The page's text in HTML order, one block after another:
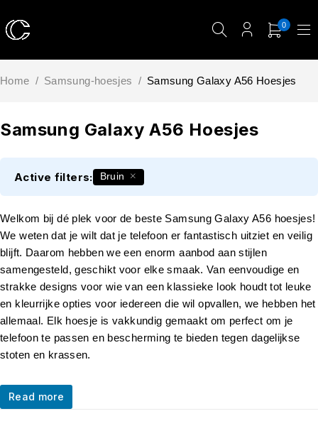
0
Samsung Galaxy A56 Hoesjes
Home / Samsung-hoesjes / Samsung Galaxy A56 Hoesjes
Welkom bij dé plek voor de beste Samsung Galaxy A56 hoesjes!
We weten dat je wilt dat je telefoon er fantastisch uitziet en veilig
blijft. Daarom hebben we een enorm aanbod aan stijlen
samengesteld, geschikt voor elke smaak. Van eenvoudige en
strakke designs voor wie van een klassieke look houdt tot leuke
en kleurrijke opties voor iedereen die wil opvallen, we hebben het
allemaal. Elk hoesje is vakkundig gemaakt om perfect om je
telefoon te passen en bescherming te bieden tegen dagelijkse
stoten en krassen.
Read more
Active filters: Bruin